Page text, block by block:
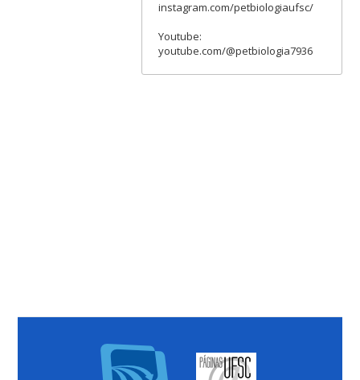
instagram.com/petbiologiaufsc/
Youtube:
youtube.com/@petbiologia7936